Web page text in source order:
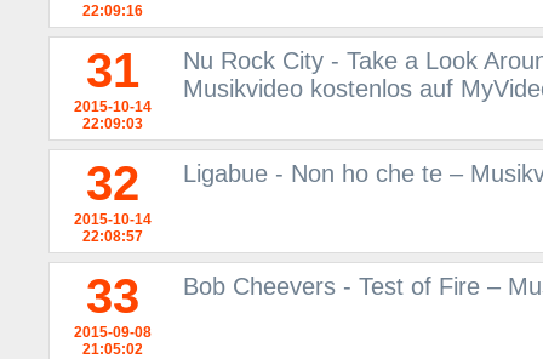
22:09:16
31
2015-10-14
22:09:03
Nu Rock City - Take a Look
Musikvideo kostenlos auf
32
2015-10-14
22:08:57
Ligabue - Non ho che te –
33
2015-09-08
21:05:02
Bob Cheevers - Test of Fire –